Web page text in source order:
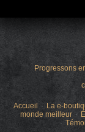
Progressons
Accueil La e-
monde meilleur